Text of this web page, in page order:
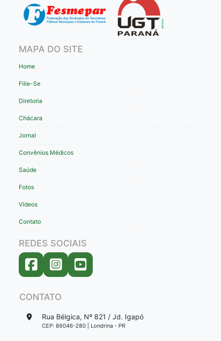
MAPA DO SITE
Home
Filie-Se
Diretoria
Chácara
Jornal
Convênios Médicos
Saúde
Fotos
Vídeos
Contato
REDES SOCIAIS
CONTATO
Rua Bélgica, Nº 821 / Jd. Igapó
CEP: 86046-280 | Londrina - PR